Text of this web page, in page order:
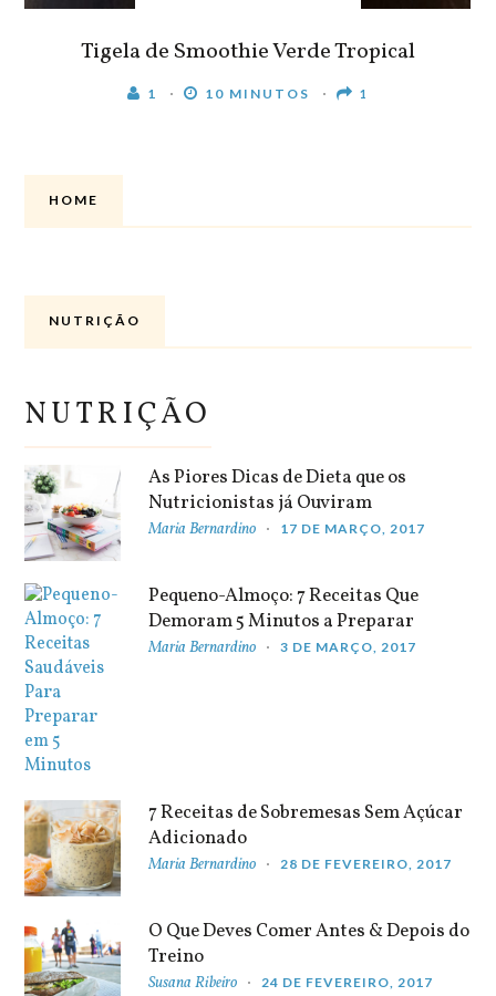
Tigela de Smoothie Verde Tropical
1 10 MINUTOS 1
HOME
NUTRIÇÃO
NUTRIÇÃO
As Piores Dicas de Dieta que os
Nutricionistas já Ouviram
Maria Bernardino 17 DE MARÇO, 2017
Pequeno-Almoço: 7 Receitas Que
Demoram 5 Minutos a Preparar
Maria Bernardino 3 DE MARÇO, 2017
7 Receitas de Sobremesas Sem Açúcar
Adicionado
Maria Bernardino 28 DE FEVEREIRO, 2017
O Que Deves Comer Antes & Depois do
Treino
Susana Ribeiro 24 DE FEVEREIRO, 2017